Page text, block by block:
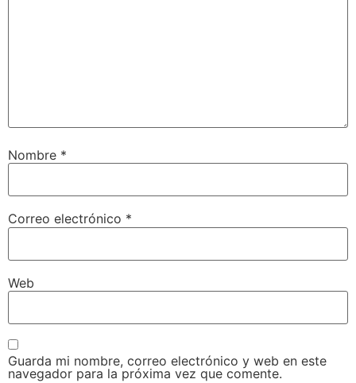
Nombre *
Correo electrónico *
Web
Guarda mi nombre, correo electrónico y web en este
navegador para la próxima vez que comente.